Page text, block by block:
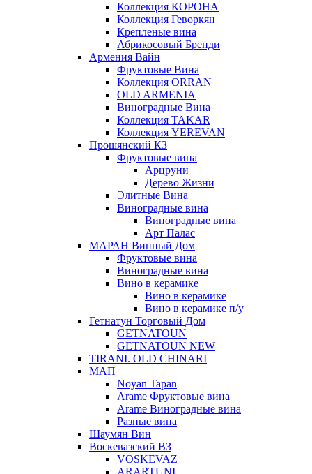
Коллекция КОРОНА
Коллекция Геворкян
Крепленые вина
Абрикосовый Бренди
Армения Вайн
Фруктовые Вина
Коллекция ORRAN
OLD ARMENIA
Виноградные Вина
Коллекция TAKAR
Коллекция YEREVAN
Прошянский КЗ
Фруктовые вина
Арцруни
Дерево Жизни
Элитные Вина
Виноградные вина
Виноградные вина
Арт Палас
МАРАН Винный Дом
Фруктовые вина
Виноградные вина
Вино в керамике
Вино в керамике
Вино в керамике п/у
Гетнатун Торговый Дом
GETNATOUN
GETNATOUN NEW
TIRANI. OLD CHINARI
МАП
Noyan Tapan
Arame Фруктовые вина
Arame Виноградные вина
Разные вина
Шаумян Вин
Воскевазский ВЗ
VOSKEVAZ
ARARTUNI